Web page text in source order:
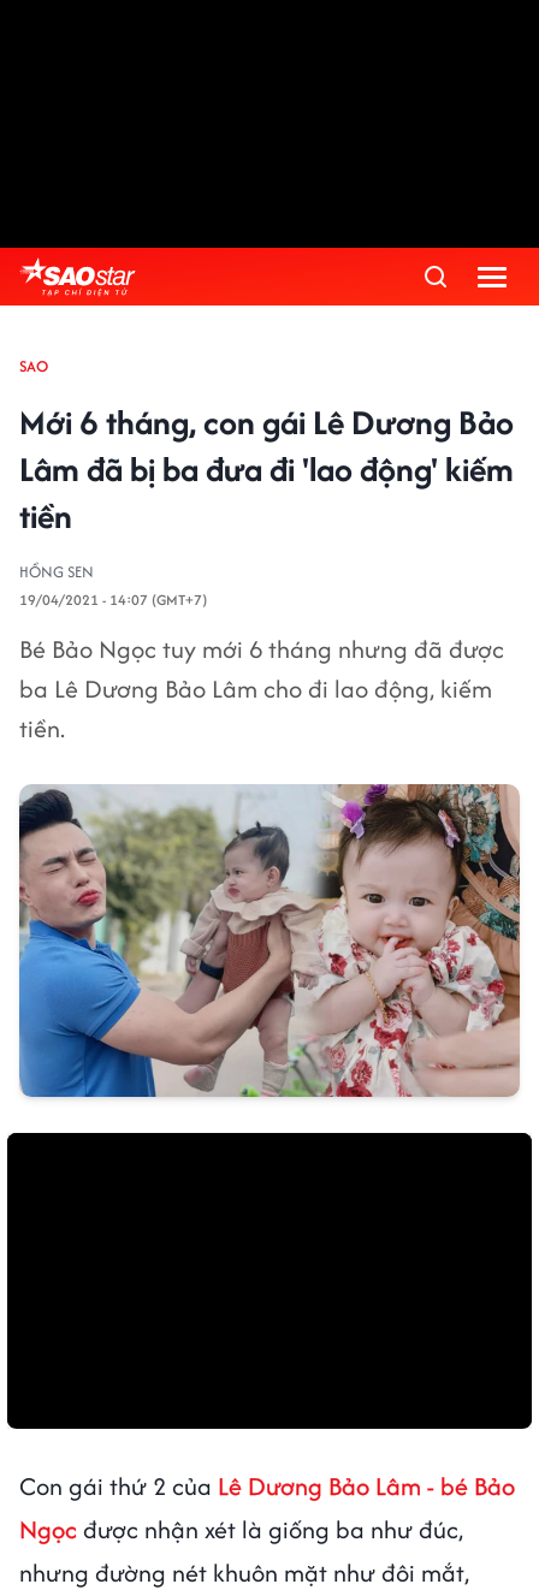
SAO
Mới 6 tháng, con gái Lê Dương Bảo
Lâm đã bị ba đưa đi 'lao động' kiếm
tiền
HỒNG SEN
19/04/2021 - 14:07 (GMT+7)
Bé Bảo Ngọc tuy mới 6 tháng nhưng đã được
ba Lê Dương Bảo Lâm cho đi lao động, kiếm
tiền.
Con gái thứ 2 của Lê Dương Bảo Lâm - bé Bảo
Ngọcđược nhận xét là giống ba như đúc,
nhưng đường nét khuôn mặt như đôi mắt,